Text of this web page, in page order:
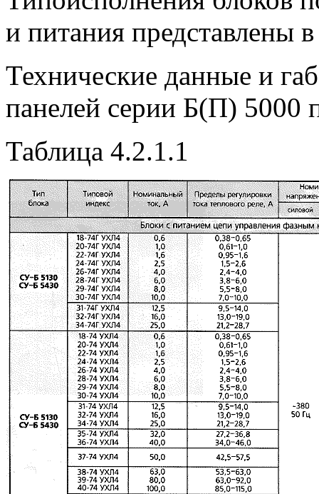
и питания представлены
Технические данные и
панелей серии Б(П) 5000
Таблица 4.2.1.1